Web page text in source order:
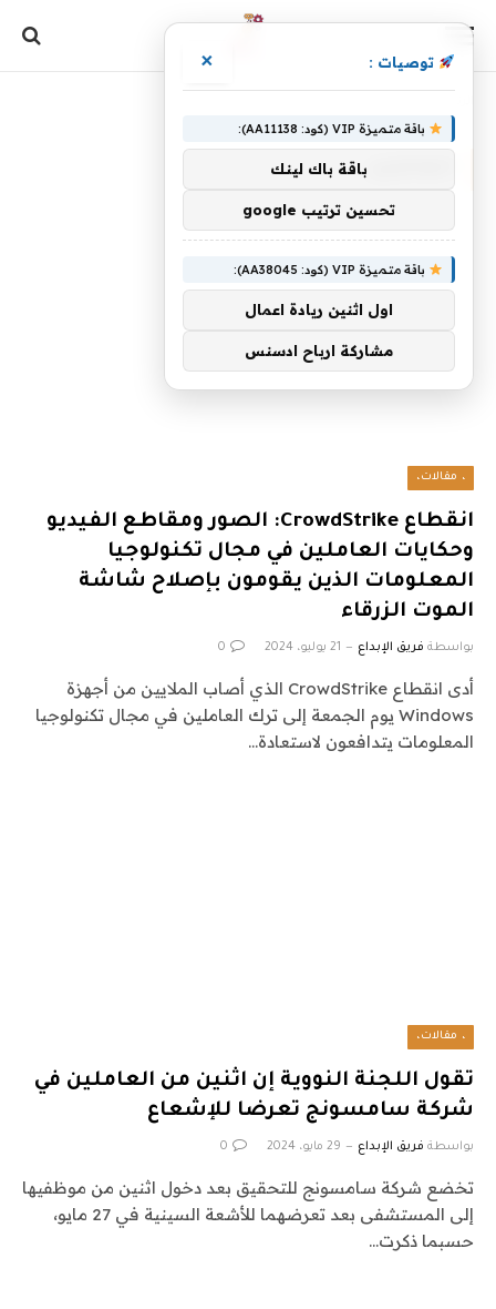
، مقالات،
انقطاع CrowdStrike: الصور ومقاطع الفيديو
وحكايات العاملين في مجال تكنولوجيا
المعلومات الذين يقومون بإصلاح شاشة
الموت الزرقاء
بواسطة فريق الإبداع 21 يوليو، 2024 0
أدى انقطاع CrowdStrike الذي أصاب الملايين من أجهزة
Windows يوم الجمعة إلى ترك العاملين في مجال تكنولوجيا
المعلومات يتدافعون لاستعادة…
، مقالات،
تقول اللجنة النووية إن اثنين من العاملين في
شركة سامسونج تعرضا للإشعاع
بواسطة فريق الإبداع 29 مايو، 2024 0
تخضع شركة سامسونج للتحقيق بعد دخول اثنين من موظفيها
إلى المستشفى بعد تعرضهما للأشعة السينية في 27 مايو،
حسبما ذكرت…
توصيات : ×
باقة متميزة VIP (كود: AA11138):
باقة باك لينك
تحسين ترتيب google
باقة متميزة VIP (كود: AA38045):
اول اثنين ريادة اعمال
مشاركة ارباح ادسنس